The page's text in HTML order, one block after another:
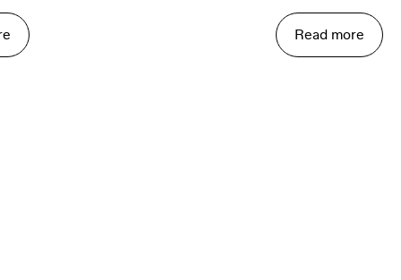
Read more